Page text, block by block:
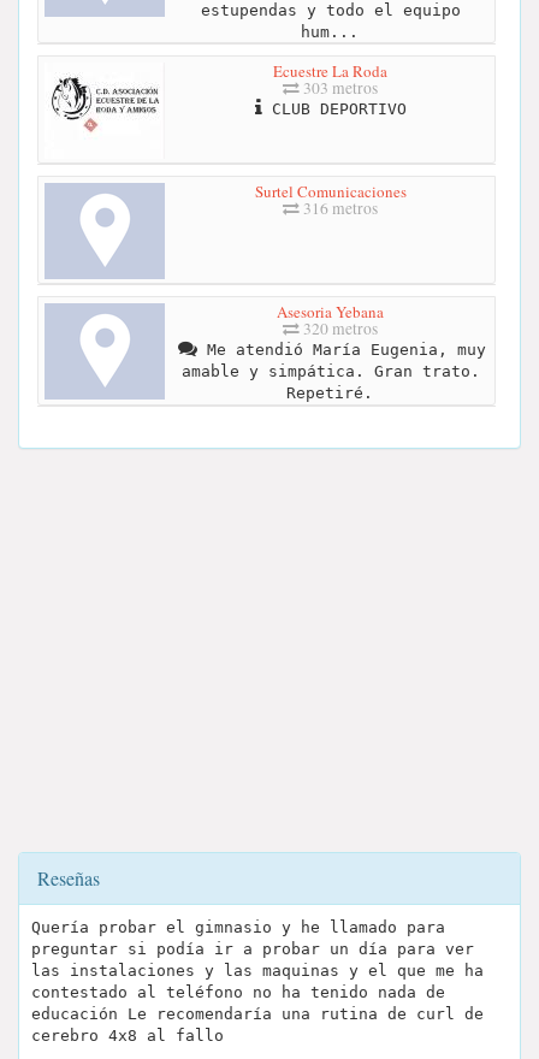
estupendas y todo el equipo
hum...
Ecuestre La Roda
303 metros
CLUB DEPORTIVO
Surtel Comunicaciones
316 metros
Asesoria Yebana
320 metros
Me atendió María Eugenia, muy
amable y simpática. Gran trato.
Repetiré.
Reseñas
Quería probar el gimnasio y he llamado para
preguntar si podía ir a probar un día para ver
las instalaciones y las maquinas y el que me ha
contestado al teléfono no ha tenido nada de
educación Le recomendaría una rutina de curl de
cerebro 4x8 al fallo